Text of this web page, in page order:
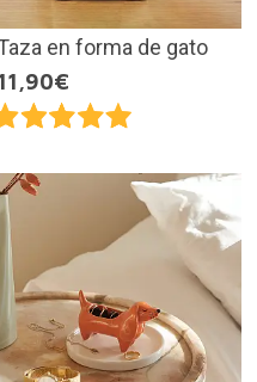
en forma de gato